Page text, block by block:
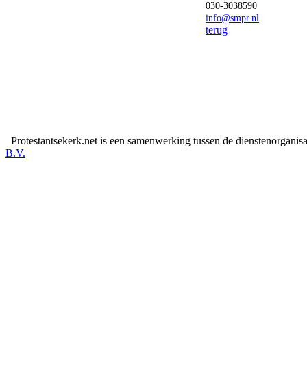
030-3038590
info@smpr.nl
terug
Protestantsekerk.net is een samenwerking tussen de
B.V.